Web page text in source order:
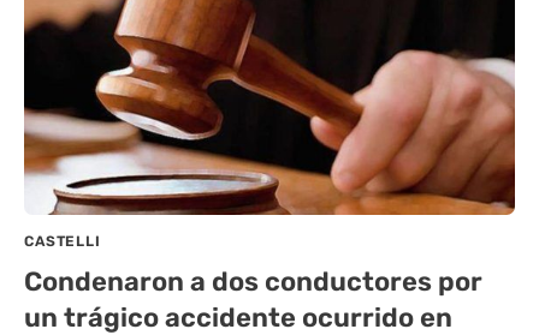
CASTELLI
Condenaron a dos conductores por
un trágico accidente ocurrido en